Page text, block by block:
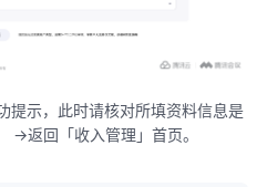
示，此时请核对所填资料信息是
->返回「收入管理」首页。